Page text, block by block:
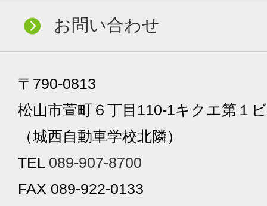
お問い合わせ
〒790-0813
松山市萱町６丁目110-1キクエ第１
（城西自動車学校北隣）
TEL 089-907-8700
FAX 089-922-0133